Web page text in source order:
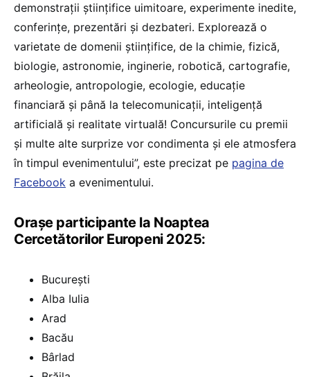
demonstrații științifice uimitoare, experimente inedite,
conferințe, prezentări și dezbateri. Explorează o
varietate de domenii științifice, de la chimie, fizică,
biologie, astronomie, inginerie, robotică, cartografie,
arheologie, antropologie, ecologie, educație
financiară și până la telecomunicații, inteligență
artificială și realitate virtuală! Concursurile cu premii
și multe alte surprize vor condimenta și ele atmosfera
în timpul evenimentului”, este precizat pe pagina de
Facebook a evenimentului.
Orașe participante la Noaptea
Cercetătorilor Europeni 2025:
București
Alba Iulia
Arad
Bacău
Bârlad